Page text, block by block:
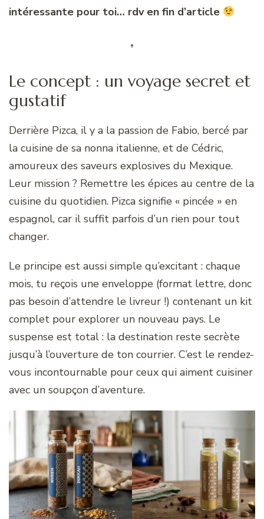
intéressante pour toi… rdv en fin d’article
Le concept : un voyage secret et
gustatif
Derrière Pizca, il y a la passion de Fabio, bercé par
la cuisine de sa nonna italienne, et de Cédric,
amoureux des saveurs explosives du Mexique.
Leur mission ? Remettre les épices au centre de la
cuisine du quotidien. Pizca signifie « pincée » en
espagnol, car il suffit parfois d’un rien pour tout
changer.
Le principe est aussi simple qu’excitant : chaque
mois, tu reçois une enveloppe (format lettre, donc
pas besoin d’attendre le livreur !) contenant un kit
complet pour explorer un nouveau pays. Le
suspense est total : la destination reste secrète
jusqu’à l’ouverture de ton courrier. C’est le rendez-
vous incontournable pour ceux qui aiment cuisiner
avec un soupçon d’aventure.